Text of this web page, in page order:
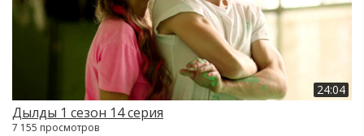
24:04
Дылды 1 сезон 14 серия
7 155 просмотров